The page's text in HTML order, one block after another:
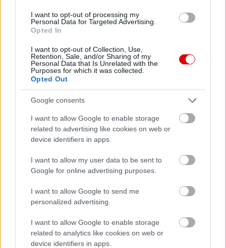
I want to opt-out of processing my
Personal Data for Targeted Advertising.
Opted In
I want to opt-out of Collection, Use,
Retention, Sale, and/or Sharing of my
Personal Data that Is Unrelated with the
Purposes for which it was collected.
Opted Out
Google consents
I want to allow Google to enable storage
related to advertising like cookies on web or
device identifiers in apps.
I want to allow my user data to be sent to
Google for online advertising purposes.
I want to allow Google to send me
personalized advertising.
I want to allow Google to enable storage
related to analytics like cookies on web or
device identifiers in apps.
Leeds UnitedvsManchester United
AC MilanvsManchester United2026-08-15 18:00
ELŐZŐ MÉRKŐZÉSEK
Támogasd adományoddal
Kapcsolódó hírek